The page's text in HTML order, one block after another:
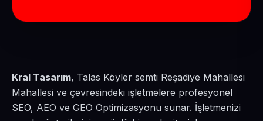
Kral Tasarım, Talas Köyler semti Reşadiye Mahallesi
Mahallesi ve çevresindeki işletmelere profesyonel
SEO, AEO ve GEO Optimizasyonu sunar. İşletmenizi